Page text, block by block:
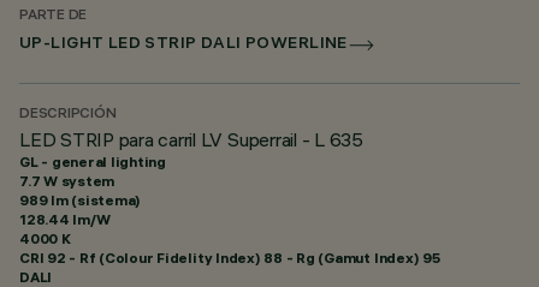
PARTE DE
UP-LIGHT LED STRIP DALI POWERLINE
DESCRIPCIÓN
LED STRIP para carril LV Superrail - L 635
GL - general lighting
7.7 W system
989 lm (sistema)
128.44 lm/W
4000 K
CRI 92 - Rf (Colour Fidelity Index) 88 - Rg (Gamut Index) 95
DALI